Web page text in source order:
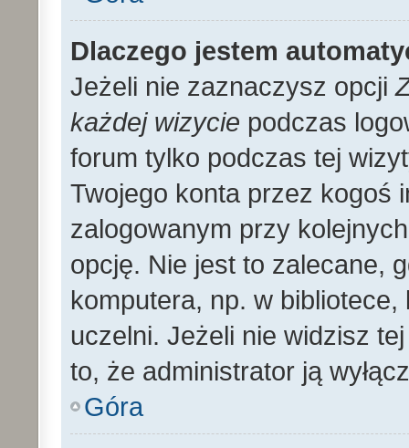
Dlaczego jestem
Jeżeli nie zaznaczysz opcji
każdej wizycie podczas
forum tylko podczas tej
Twojego konta przez kogoś
zalogowanym przy
opcję. Nie jest to zalecane,
komputera, np. w
uczelni. Jeżeli nie widzisz
to, że administrator ją
Góra